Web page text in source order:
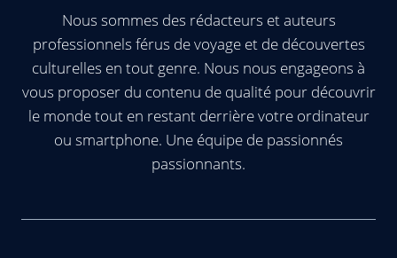
Nous sommes des rédacteurs et auteurs
professionnels férus de voyage et de découvertes
culturelles en tout genre. Nous nous engageons à
vous proposer du contenu de qualité pour découvrir
le monde tout en restant derrière votre ordinateur
ou smartphone. Une équipe de passionnés
passionnants.